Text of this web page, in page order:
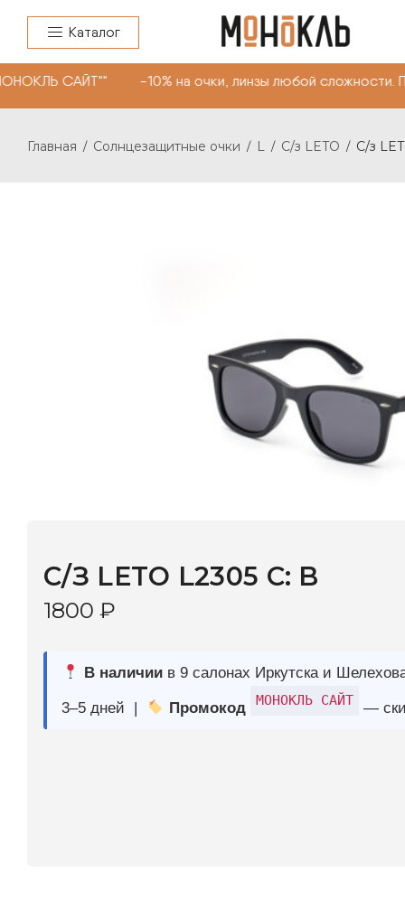
Каталог
САЙТ"" -10% на очки, линзы любой
Главная / Солнцезащитные очки / L / C/з LETO / C/з
В наличии
3–5 дней | Промокод МОНОКЛЬ САЙТ — скидка 10%